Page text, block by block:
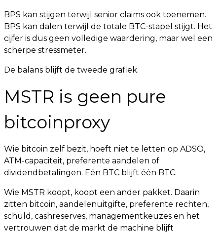
BPS kan stijgen terwijl senior claims ook toenemen.
BPS kan dalen terwijl de totale BTC-stapel stijgt. Het
cijfer is dus geen volledige waardering, maar wel een
scherpe stressmeter.
De balans blijft de tweede grafiek.
MSTR is geen pure
bitcoinproxy
Wie bitcoin zelf bezit, hoeft niet te letten op ADSO,
ATM-capaciteit, preferente aandelen of
dividendbetalingen. Eén BTC blijft één BTC.
Wie MSTR koopt, koopt een ander pakket. Daarin
zitten bitcoin, aandelenuitgifte, preferente rechten,
schuld, cashreserves, managementkeuzes en het
vertrouwen dat de markt de machine blijft